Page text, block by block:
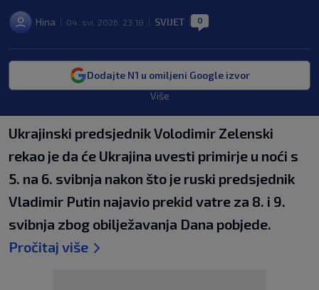
Hina 04. svi. 2026. 23:18 SVIJET 0
Dodajte N1 u omiljeni Google izvor
Više
Ukrajinski predsjednik ‌Volodimir ​Zelenski
rekao je ⁠da će Ukrajina uvesti primirje ⁠u noći s
5. na 6. svibnja nakon što je ruski predsjednik
Vladimir Putin najavio prekid vatre za 8. i 9.
svibnja zbog obilježavanja Dana pobjede.
Pročitaj više